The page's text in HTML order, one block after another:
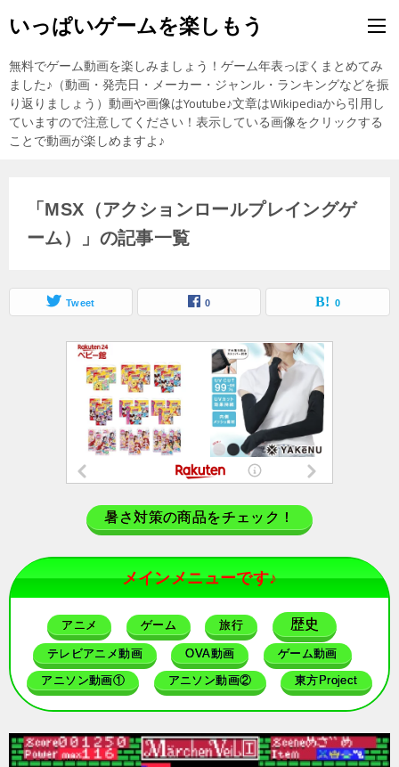
いっぱいゲームを楽しもう
無料でゲーム動画を楽しみましょう！ゲーム年表っぽくまとめてみ
ました♪（動画・発売日・メーカー・ジャンル・ランキングなどを振
り返りましょう）動画や画像はYoutube♪文章はWikipediaから引用し
ていますので注意してください！表示している画像をクリックする
ことで動画が楽しめますよ♪
「MSX（アクションロールプレイングゲ
ーム）」の記事一覧
Tweet 0 0
暑さ対策の商品をチェック！
メインメニューです♪
アニメ ゲーム 旅行 歴史
テレビアニメ動画 OVA動画 ゲーム動画
アニソン動画① アニソン動画② 東方Project